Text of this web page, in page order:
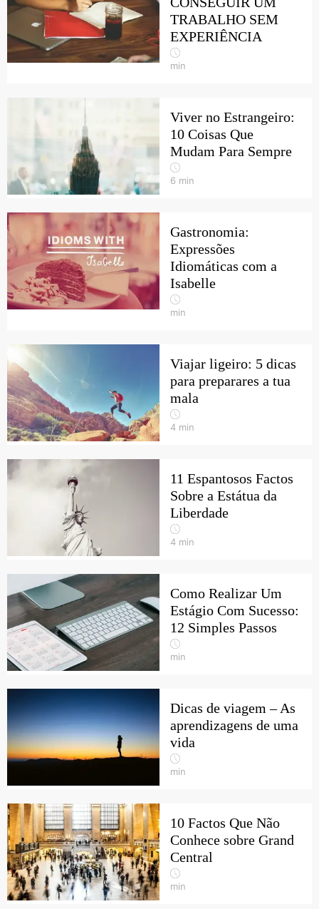
TRABALHO SEM
EXPERIÊNCIA
min
Viver no Estrangeiro:
10 Coisas Que
Mudam Para Sempre
6 min
Gastronomia:
Expressões
Idiomáticas com a
Isabelle
min
Viajar ligeiro: 5 dicas
para preparares a tua
mala
4 min
11 Espantosos Factos
Sobre a Estátua da
Liberdade
4 min
Como Realizar Um
Estágio Com Sucesso:
12 Simples Passos
min
Dicas de viagem – As
aprendizagens de uma
vida
min
10 Factos Que Não
Conhece sobre Grand
Central
min